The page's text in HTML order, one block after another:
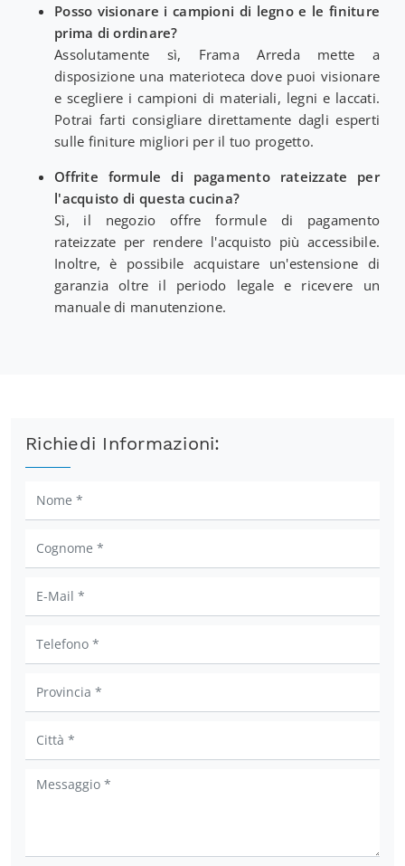
Posso visionare i campioni di legno e le finiture
prima di ordinare?
Assolutamente sì, Frama Arreda mette a
disposizione una materioteca dove puoi visionare
e scegliere i campioni di materiali, legni e laccati.
Potrai farti consigliare direttamente dagli esperti
sulle finiture migliori per il tuo progetto.
Offrite formule di pagamento rateizzate per
l'acquisto di questa cucina?
Sì, il negozio offre formule di pagamento
rateizzate per rendere l'acquisto più accessibile.
Inoltre, è possibile acquistare un'estensione di
garanzia oltre il periodo legale e ricevere un
manuale di manutenzione.
Richiedi Informazioni: